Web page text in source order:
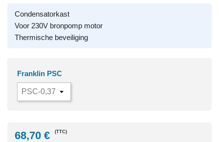
Condensatorkast
Voor 230V bronpomp motor
Thermische beveiliging
Franklin PSC
68,70 € (TTC)